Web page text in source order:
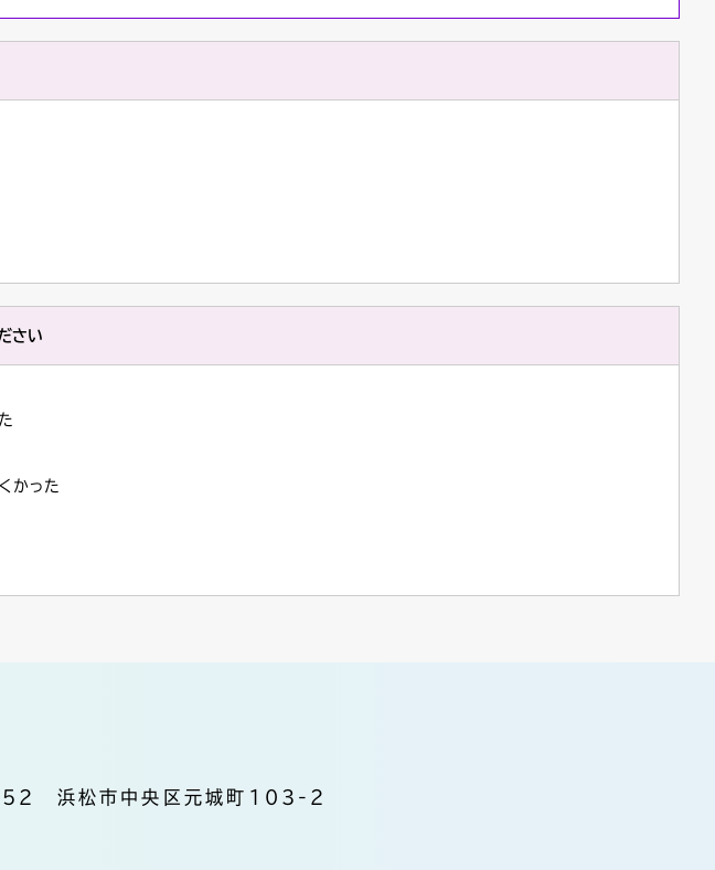
さい
かった
浜松市中央区元城町103-2